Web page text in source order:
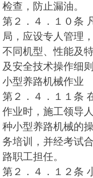
检查，防止漏油。
第２．４．１０条
局，应设专人管理
不同机型、性能及
及安全技术操作细
小型养路机械作业
第２．４．１１条
作业时，施工领导
种小型养路机械的
务培训，并经考试
路职工担任。
第２．４．１２条